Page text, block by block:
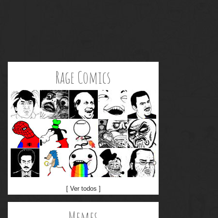
Rage Comics
[ Ver todos ]